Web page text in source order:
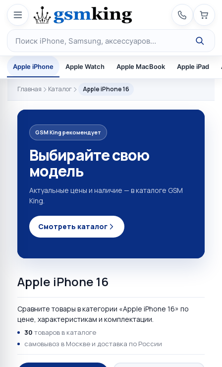
Перейти к содержимому
Поиск по каталогу
Apple iPhone Apple Watch Apple MacBook Apple iPad
Главная Каталог Apple iPhone 16
GSM King рекомендует
Выбирайте свою
модель
Актуальные цены и наличие — в каталоге GSM
King.
Смотреть каталог
Apple iPhone 16
Сравните товары в категории «Apple iPhone 16» по
цене, характеристикам и комплектации.
30 товаров в каталоге
самовывоз в Москве и доставка по России